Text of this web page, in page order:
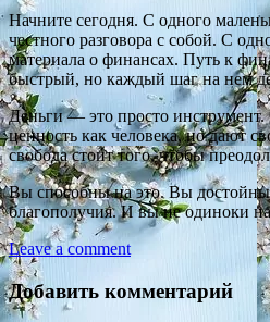
Начните сегодня. С одного
честного разговора с собой. С
материала о финансах. Путь к
быстрый, но каждый шаг на нем
Деньги — это просто
ценность как человека, но дают
свобода стоит того, чтобы
Вы способны на это. Вы
благополучия. И вы не одиноки
Leave a comment
Добавить комментарий